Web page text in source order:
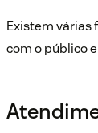
Existem várias
com o público